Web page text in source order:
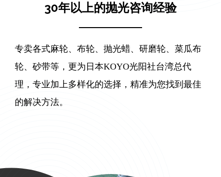
30年以上的抛光咨询经验
专卖各式麻轮、布轮、抛光蜡、研磨轮、菜瓜布
轮、砂带等，更为日本KOYO光阳社台湾总代
理，专业加上多样化的选择，精准为您找到最佳
的解决方法。